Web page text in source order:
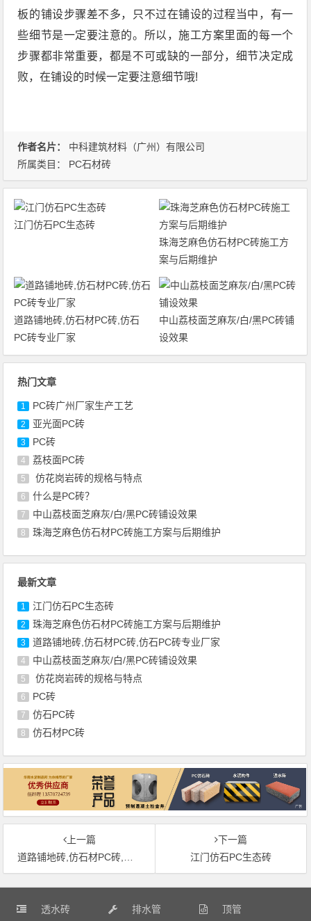
板的铺设步骤差不多，只不过在铺设的过程当中，有一
些细节是一定要注意的。所以，施工方案里面的每一个
步骤都非常重要，都是不可或缺的一部分，细节决定成
败，在铺设的时候一定要注意细节哦!
作者名片： 中科建筑材料（广州）有限公司
所属类目： PC石材砖
江门仿石PC生态砖
珠海芝麻色仿石材PC砖施工方
案与后期维护
道路铺地砖,仿石材PC砖,仿石
PC砖专业厂家
中山荔枝面芝麻灰/白/黑PC砖铺
设效果
热门文章
1 PC砖广州厂家生产工艺
2 亚光面PC砖
3 PC砖
4 荔枝面PC砖
5 仿花岗岩砖的规格与特点
6 什么是PC砖？
7 中山荔枝面芝麻灰/白/黑PC砖铺设效果
8 珠海芝麻色仿石材PC砖施工方案与后期维护
最新文章
1 江门仿石PC生态砖
2 珠海芝麻色仿石材PC砖施工方案与后期维护
3 道路铺地砖,仿石材PC砖,仿石PC砖专业厂家
4 中山荔枝面芝麻灰/白/黑PC砖铺设效果
5 仿花岗岩砖的规格与特点
6 PC砖
7 仿石PC砖
8 仿石材PC砖
上一篇
道路铺地砖,仿石材PC砖,仿石PC砖专业厂家
下一篇
江门仿石PC生态砖
透水砖 排水管 顶管